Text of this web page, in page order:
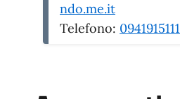
ndo.me.it
Telefono: 0941915111